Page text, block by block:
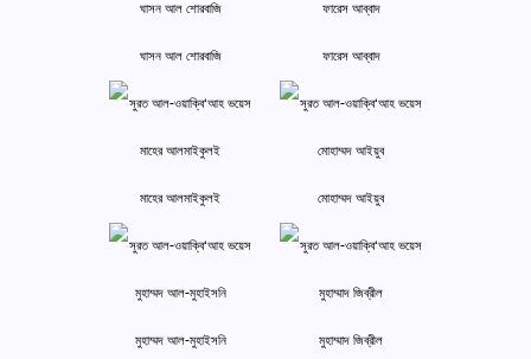
ঘাসন আল শোরবাজি ফারেস আব্বাদ
মাহের আলমাইকুলই মোহাম্মদ আইয়ুব
মুহাম্মদ আল-মুহাইসনি মুহাম্মাদ জিব্রীল